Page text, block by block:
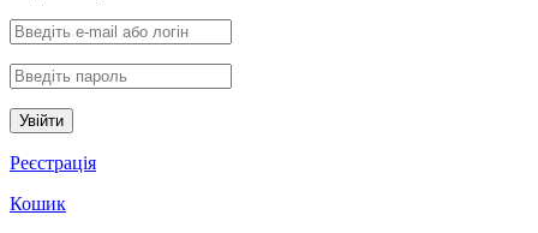
Увійти
Реєстрація
Кошик